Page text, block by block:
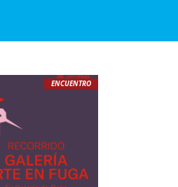
ENCUENTRO